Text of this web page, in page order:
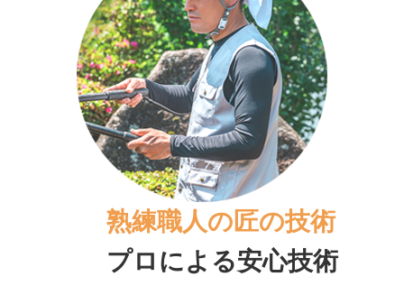
熟練職人の匠の技術
プロによる安心技術